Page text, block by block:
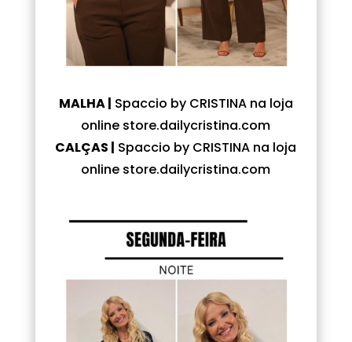
MALHA | Spaccio by CRISTINA na loja
online store.dailycristina.com
CALÇAS | Spaccio by CRISTINA na loja
online store.dailycristina.com